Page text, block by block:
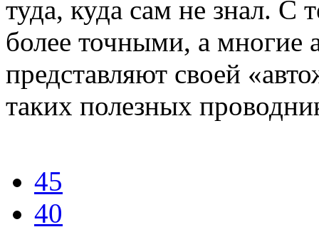
туда, куда сам не знал. С
более точными, а многие
представляют своей
таких полезных
45
40